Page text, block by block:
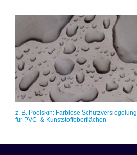
z. B. Poolskin: Farblose Schutzversiegelung
für PVC- & Kunststoffoberflächen